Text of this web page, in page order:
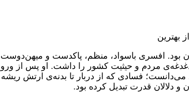
بهترین
ایران و عضو تیم ملی در المپیک ۱۹۴۸ لندن بود. افسری باسواد، منظم، پاکدست و
مردم و حیثیت کشور را داشت. او پس از
می‌دانست؛ فسادی که از دربار تا بدنه‌ی ارتش ریشه
و دلالان قدرت تبدیل کرده بود.